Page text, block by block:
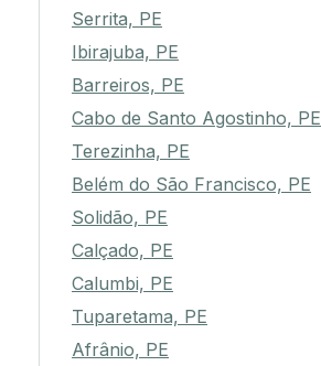
Serrita, PE
Ibirajuba, PE
Barreiros, PE
Cabo de Santo Agostinho, PE
Terezinha, PE
Belém do São Francisco, PE
Solidão, PE
Calçado, PE
Calumbi, PE
Tuparetama, PE
Afrânio, PE